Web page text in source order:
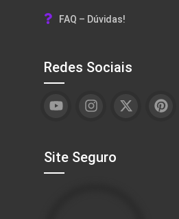
FAQ – Dúvidas!
Redes Sociais
Site Seguro